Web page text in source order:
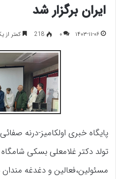
ایران برگزار شد
۱۴۰۳-۱۱-۰۶ ۰ 218 کمتر از
پایگاه خبری اولکامیز-درنه
مسئولین،فعالین و دغدغه